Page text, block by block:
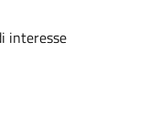
interesse